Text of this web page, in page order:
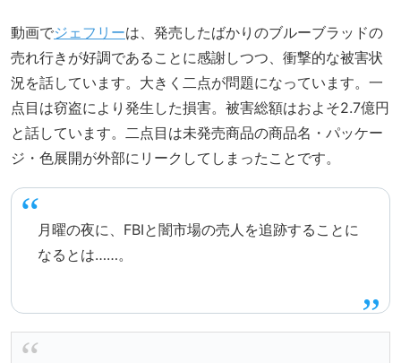
動画でジェフリーは、発売したばかりのブルーブラッドの
売れ行きが好調であることに感謝しつつ、衝撃的な被害状
況を話しています。大きく二点が問題になっています。一
点目は窃盗により発生した損害。被害総額はおよそ2.7億円
と話しています。二点目は未発売商品の商品名・パッケー
ジ・色展開が外部にリークしてしまったことです。
月曜の夜に、FBIと闇市場の売人を追跡することに
なるとは……。